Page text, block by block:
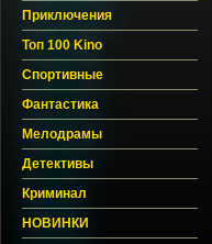
Приключения
Топ 100 Kino
Спортивные
Фантастика
Мелодрамы
Детективы
Криминал
НОВИНКИ